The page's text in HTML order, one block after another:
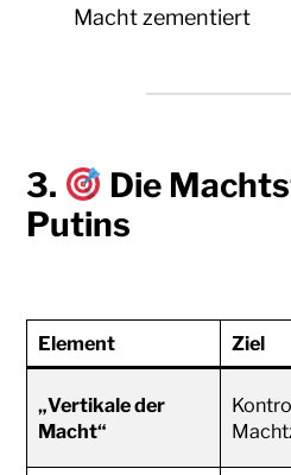
Macht zementiert
3.
Die
Putins
Element Ziel
„Vertikale der
Macht“